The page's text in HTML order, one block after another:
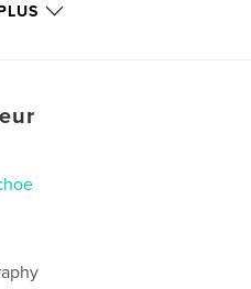
2012
Book